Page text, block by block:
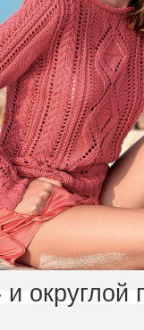
округлой